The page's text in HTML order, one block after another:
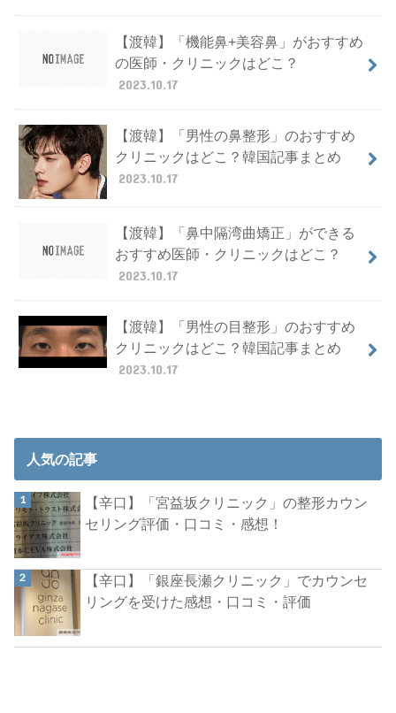
【渡韓】「機能鼻+美容鼻」がおすすめ
の医師・クリニックはどこ？
2023.10.17
【渡韓】「男性の鼻整形」のおすすめ
クリニックはどこ？韓国記事まとめ
2023.10.17
【渡韓】「鼻中隔湾曲矯正」ができる
おすすめ医師・クリニックはどこ？
2023.10.17
【渡韓】「男性の目整形」のおすすめ
クリニックはどこ？韓国記事まとめ
2023.10.17
人気の記事
【辛口】「宮益坂クリニック」の整形カウン
セリング評価・口コミ・感想！
【辛口】「銀座長瀬クリニック」でカウンセ
リングを受けた感想・口コミ・評価